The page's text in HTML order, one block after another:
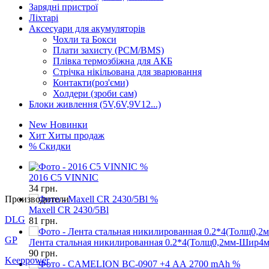
Зарядні пристрої
Ліхтарі
Аксесуари для акумуляторів
Чохли та Бокси
Плати захисту (PCM/BMS)
Плівка термозбіжна для АКБ
Стрічка нікільована для зварювання
Контакти(роз'єми)
Холдери (зроби сам)
Блоки живлення (5V,6V,9V12...)
New Новинки
Хит Хиты продаж
% Скидки
%
2016 C5 VINNIC
34 грн.
%
Maxell CR 2430/5Bl
81 грн.
Лента стальная никилированная 0.2*4(Толщ0,2мм-
90 грн.
%
Производители
DLG
GP
Keeppower